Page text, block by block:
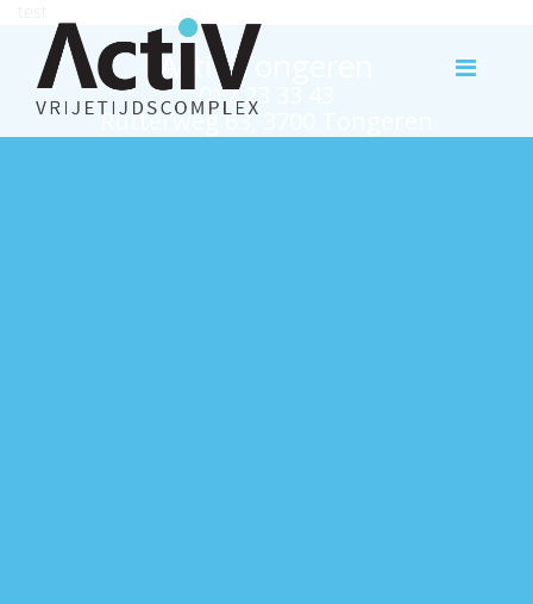
Activ Tongeren
012 23 33 43
Rutterweg 63, 3700 Tongeren